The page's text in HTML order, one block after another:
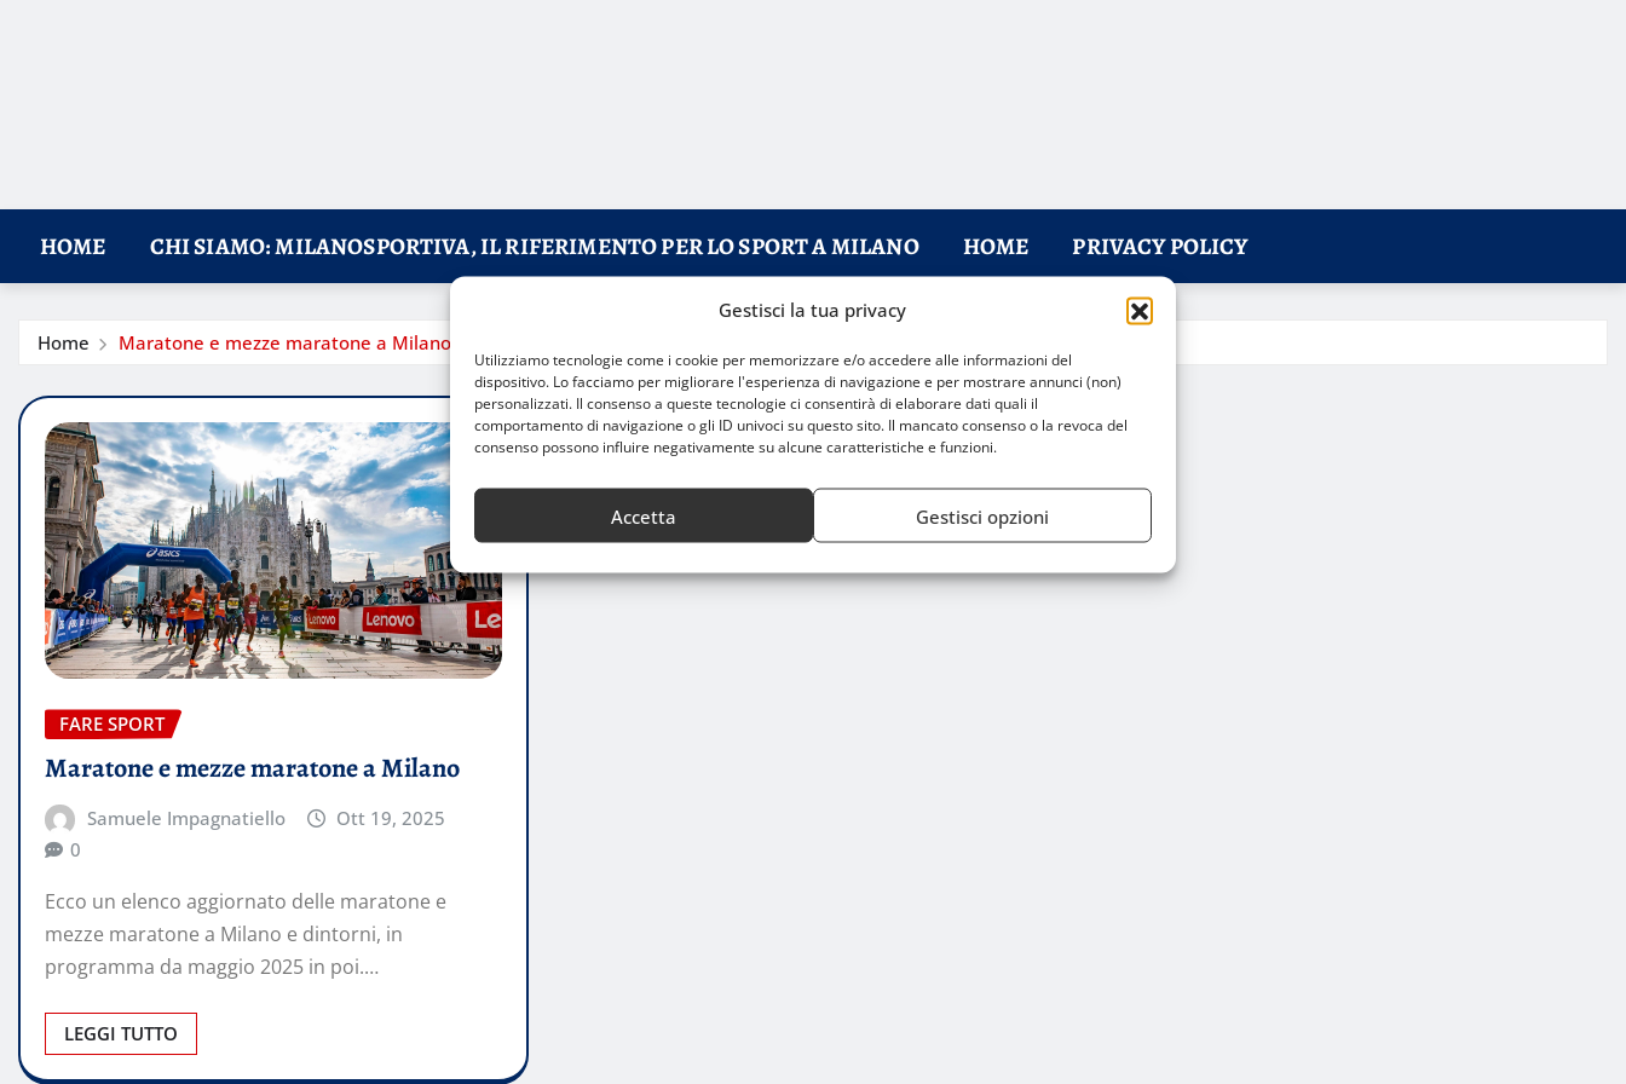
Gestisci la tua privacy
Utilizziamo tecnologie come i cookie per memorizzare e/o accedere alle informazioni del
dispositivo. Lo facciamo per migliorare l'esperienza di navigazione e per mostrare annunci (non)
personalizzati. Il consenso a queste tecnologie ci consentirà di elaborare dati quali il
comportamento di navigazione o gli ID univoci su questo sito. Il mancato consenso o la revoca del
consenso possono influire negativamente su alcune caratteristiche e funzioni.
Accetta Gestisci opzioni
HOME CHI SIAMO: MILANOSPORTIVA, IL RIFERIMENTO PER LO SPORT A MILANO HOME PRIVACY POLICY
Home Maratone e mezze maratone a Milano
FARE SPORT
Maratone e mezze maratone a Milano
Samuele Impagnatiello
Ott 19, 2025
0
Ecco un elenco aggiornato delle maratone e
mezze maratone a Milano e dintorni, in
programma da maggio 2025 in poi.…
LEGGI TUTTO